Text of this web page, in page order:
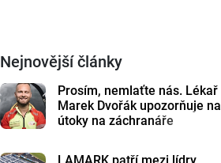
Nejnovější články
Prosím, nemlaťte nás. Lékař
Marek Dvořák upozorňuje na
útoky na záchranáře